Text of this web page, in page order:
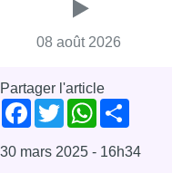
08 août 2026
Partager l'article
Facebook
TwitterWhatsApp
30 mars 2025 - 16h34